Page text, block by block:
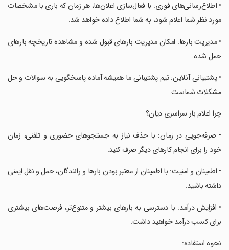
‏• اطلاع‌رسانی‌های فوری: با فعال‌سازی اعلان‌ها، هر زمان که باری با مشخصات
مورد نظر شما اعلام شود، به شما اطلاع داده خواهد شد.
‏• مدیریت بارها: امکان مدیریت بارهای قبول شده و مشاهده تاریخچه بارهای
حمل شده.
‏• پشتیبانی آنلاین: تیم پشتیبانی ما همیشه آماده پاسخگویی به سوالات و حل
مشکلات شماست.
‏چرا اعلام بار سراسری دیان؟
‏• صرفه‌جویی در زمان: با حذف نیاز به جستجوهای حضوری و تلفنی، زمان
خود را برای انجام کارهای دیگر صرف کنید.
‏• اطمینان و امنیت: با اطمینان از معتبر بودن بارها و رانندگان، حمل و نقل ایمنی
داشته باشید.
‏• افزایش درآمد: با دسترسی به بارهای بیشتر و متنوع‌تر، فرصت‌های بیشتری
برای کسب درآمد خواهید داشت.
‏نحوه استفاده: